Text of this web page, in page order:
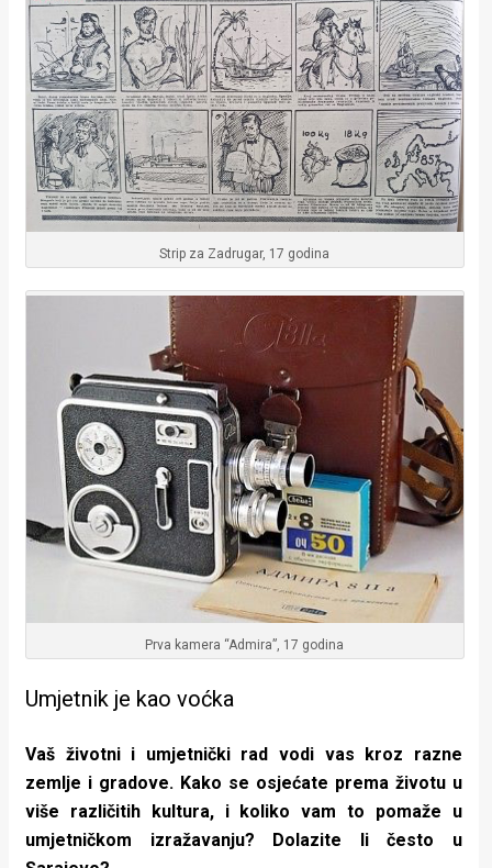
Strip za Zadrugar, 17 godina
Prva kamera “Admira”, 17 godina
Umjetnik je kao voćka
Vaš životni i umjetnički rad vodi vas kroz razne
zemlje i gradove. Kako se osjećate prema životu u
više različitih kultura, i koliko vam to pomaže u
umjetničkom izražavanju? Dolazite li često u